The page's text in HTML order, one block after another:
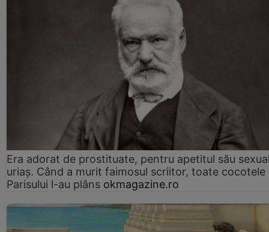
Era adorat de prostituate, pentru apetitul său
uriaș. Când a murit faimosul scriitor, toate cocotele
Parisului l-au plâns okmagazine.ro